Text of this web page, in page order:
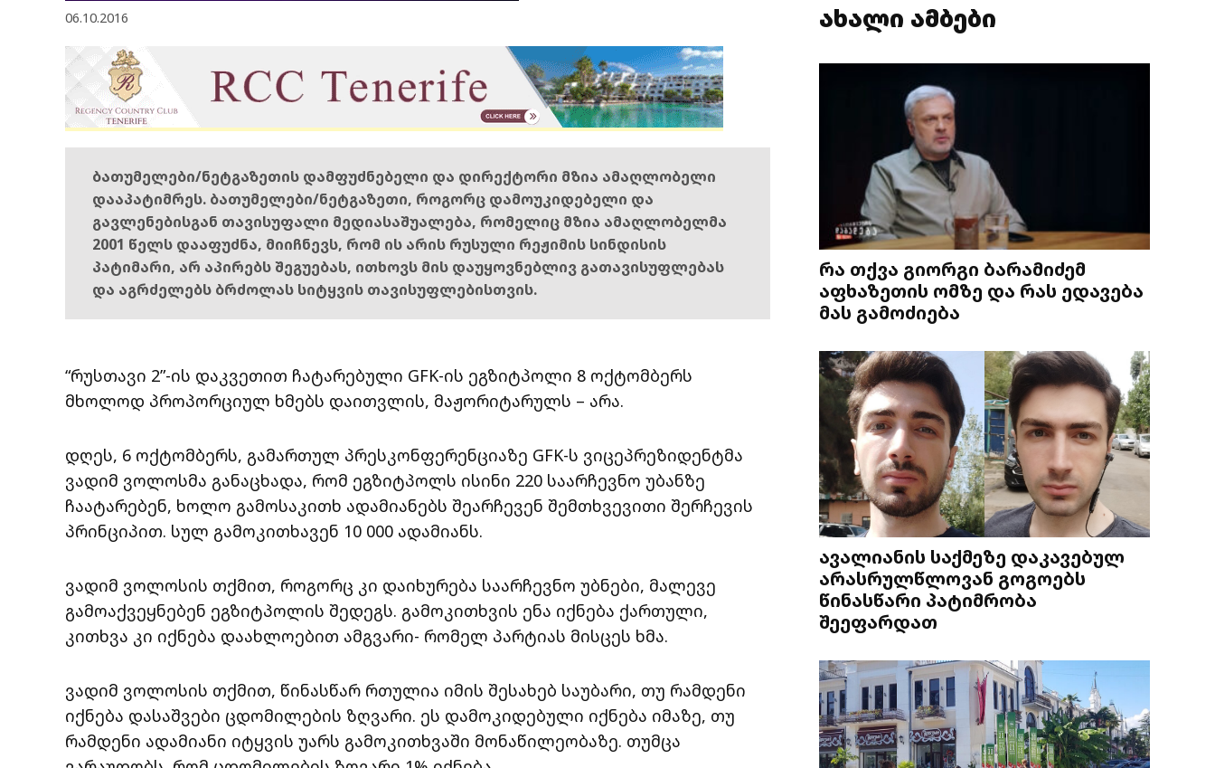
06.10.2016
ბათუმელები/ნეტგაზეთის დამფუძნებელი და დირექტორი მზია ამაღლობელი
დააპატიმრეს. ბათუმელები/ნეტგაზეთი, როგორც დამოუკიდებელი და
გავლენებისგან თავისუფალი მედიასაშუალება, რომელიც მზია ამაღლობელმა
2001 წელს დააფუძნა, მიიჩნევს, რომ ის არის რუსული რეჟიმის სინდისის
პატიმარი, არ აპირებს შეგუებას, ითხოვს მის დაუყოვნებლივ გათავისუფლებას
და აგრძელებს ბრძოლას სიტყვის თავისუფლებისთვის.
“რუსთავი 2”-ის დაკვეთით ჩატარებული GFK-ის ეგზიტპოლი 8 ოქტომბერს
მხოლოდ პროპორციულ ხმებს დაითვლის, მაჟორიტარულს – არა.
დღეს, 6 ოქტომბერს, გამართულ პრესკონფერენციაზე GFK-ს ვიცეპრეზიდენტმა
ვადიმ ვოლოსმა განაცხადა, რომ ეგზიტპოლს ისინი 220 საარჩევნო უბანზე
ჩაატარებენ, ხოლო გამოსაკითხ ადამიანებს შეარჩევენ შემთხვევითი შერჩევის
პრინციპით. სულ გამოკითხავენ 10 000 ადამიანს.
ვადიმ ვოლოსის თქმით, როგორც კი დაიხურება საარჩევნო უბნები, მალევე
გამოაქვეყნებენ ეგზიტპოლის შედეგს. გამოკითხვის ენა იქნება ქართული,
კითხვა კი იქნება დაახლოებით ამგვარი- რომელ პარტიას მისცეს ხმა.
ვადიმ ვოლოსის თქმით, წინასწარ რთულია იმის შესახებ საუბარი, თუ რამდენი
იქნება დასაშვები ცდომილების ზღვარი. ეს დამოკიდებული იქნება იმაზე, თუ
რამდენი ადამიანი იტყვის უარს გამოკითხვაში მონაწილეობაზე. თუმცა
ახალი ამბები
რა თქვა გიორგი ბარამიძემ
აფხაზეთის ომზე და რას ედავება
მას გამოძიება
ავალიანის საქმეზე დაკავებულ
არასრულწლოვან გოგოებს
წინასწარი პატიმრობა
შეეფარდათ